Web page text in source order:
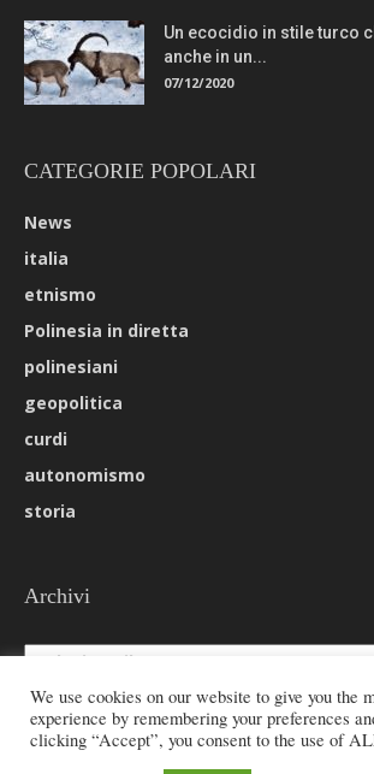
Un ecocidio in stile turco
anche in un...
07/12/2020
CATEGORIE POPOLARI
News
italia
etnismo
Polinesia in diretta
polinesiani
geopolitica
curdi
autonomismo
storia
Archivi
Archivi
We use cookies on our website to give you the
experience by remembering your preferences
clicking “Accept”, you consent to the use of